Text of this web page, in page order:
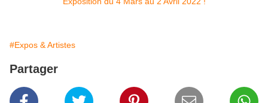
#Expos & Artistes
Partager